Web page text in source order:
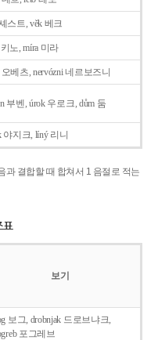
스트, věk 베크
노, míra 미라
오베츠, nervózni 네르보즈니
부벤, úrok 우로크, dům 둠
야지크, líný 리니
과 결합할 때 합쳐서 1 음절로 적는
표
보기
보그, drobnjak 드로브냐크,
포그레브